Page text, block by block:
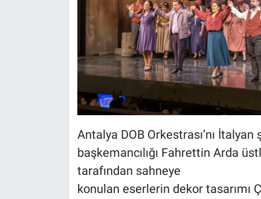
Antalya DOB Orkestrası’nı
başkemancılığı Fahrettin Arda
tarafından sahneye
konulan eserlerin dekor tasarımı